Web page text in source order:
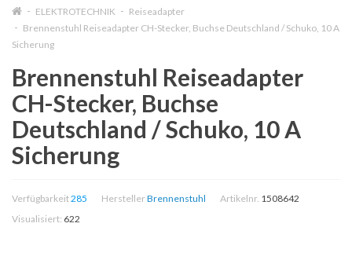
ELEKTROTECHNIK
Reiseadapter
Brennenstuhl Reiseadapter CH-Stecker, Buchse Deutschland / Schuko, 10 A
Sicherung
Brennenstuhl Reiseadapter
CH-Stecker, Buchse
Deutschland / Schuko, 10 A
Sicherung
Verfügbarkeit285 HerstellerBrennenstuhl Artikelnr. 1508642
Visualisiert: 622